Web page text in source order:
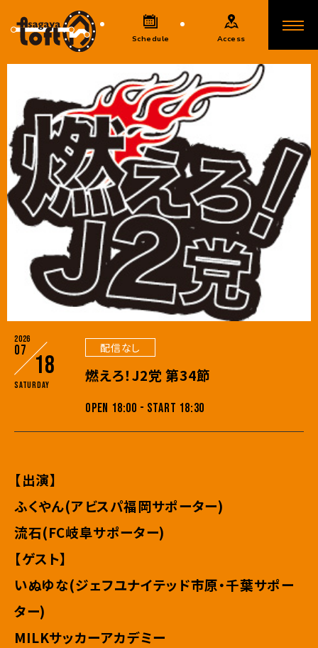
Schedule Access
2026
07
18
Saturday
配信なし
燃えろ！J2党 第34節
OPEN 18:00 - START 18:30
【出演】
ふくやん(アビスパ福岡サポーター)
流石(FC岐阜サポーター)
【ゲスト】
いぬゆな(ジェフユナイテッド市原・千葉サポー
ター)
MILKサッカーアカデミー